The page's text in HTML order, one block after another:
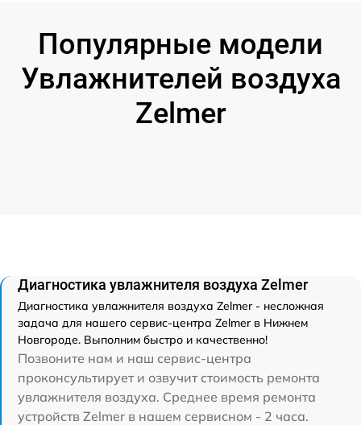
Популярные модели
Увлажнителей воздуха
Zelmer
Диагностика увлажнителя воздуха Zelmer
Диагностика увлажнителя воздуха Zelmer - несложная
задача для нашего сервис-центра Zelmer в Нижнем
Новгороде. Выполним быстро и качественно!
Позвоните нам и наш сервис-центра
проконсультирует и озвучит стоимость ремонта
увлажнителя воздуха. Среднее время ремонта
устройств Zelmer в нашем сервисном - 2 часа.